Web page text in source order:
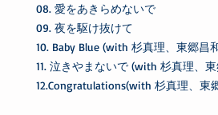
08. 愛をあきらめないで
09. 夜を駆け抜けて
10. Baby Blue (with 杉真理、東郷昌
11. 泣きやまないで (with 杉真理、
12.Congratulations(with 杉真理、東